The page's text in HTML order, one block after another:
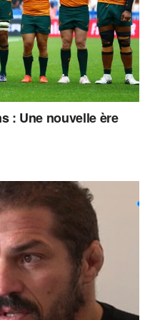
: Une nouvelle ère